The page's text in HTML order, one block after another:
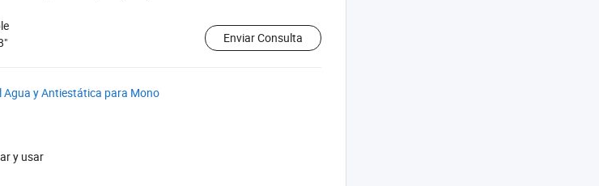
Enviar Consulta
Agua y Antiestática para Mono
y usar